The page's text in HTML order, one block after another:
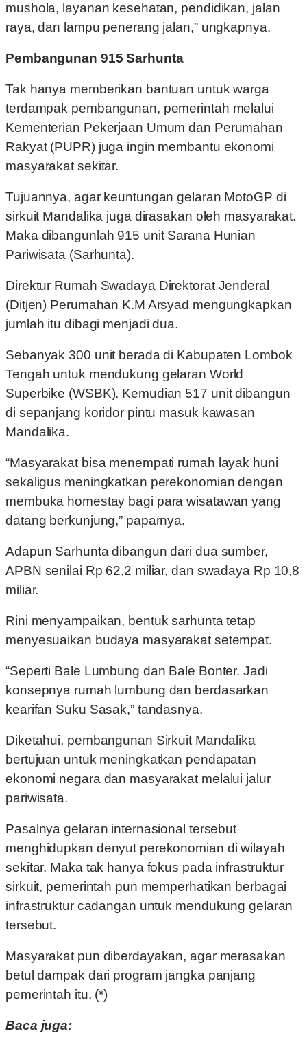
mushola, layanan kesehatan, pendidikan, jalan
raya, dan lampu penerang jalan,” ungkapnya.
Pembangunan 915 Sarhunta
Tak hanya memberikan bantuan untuk warga
terdampak pembangunan, pemerintah melalui
Kementerian Pekerjaan Umum dan Perumahan
Rakyat (PUPR) juga ingin membantu ekonomi
masyarakat sekitar.
Tujuannya, agar keuntungan gelaran MotoGP di
sirkuit Mandalika juga dirasakan oleh masyarakat.
Maka dibangunlah 915 unit Sarana Hunian
Pariwisata (Sarhunta).
Direktur Rumah Swadaya Direktorat Jenderal
(Ditjen) Perumahan K.M Arsyad mengungkapkan
jumlah itu dibagi menjadi dua.
Sebanyak 300 unit berada di Kabupaten Lombok
Tengah untuk mendukung gelaran World
Superbike (WSBK). Kemudian 517 unit dibangun
di sepanjang koridor pintu masuk kawasan
Mandalika.
“Masyarakat bisa menempati rumah layak huni
sekaligus meningkatkan perekonomian dengan
membuka homestay bagi para wisatawan yang
datang berkunjung,” paparnya.
Adapun Sarhunta dibangun dari dua sumber,
APBN senilai Rp 62,2 miliar, dan swadaya Rp 10,8
miliar.
Rini menyampaikan, bentuk sarhunta tetap
menyesuaikan budaya masyarakat setempat.
“Seperti Bale Lumbung dan Bale Bonter. Jadi
konsepnya rumah lumbung dan berdasarkan
kearifan Suku Sasak,” tandasnya.
Diketahui, pembangunan Sirkuit Mandalika
bertujuan untuk meningkatkan pendapatan
ekonomi negara dan masyarakat melalui jalur
pariwisata.
Pasalnya gelaran internasional tersebut
menghidupkan denyut perekonomian di wilayah
sekitar. Maka tak hanya fokus pada infrastruktur
sirkuit, pemerintah pun memperhatikan berbagai
infrastruktur cadangan untuk mendukung gelaran
tersebut.
Masyarakat pun diberdayakan, agar merasakan
betul dampak dari program jangka panjang
pemerintah itu. (*)
Baca juga: